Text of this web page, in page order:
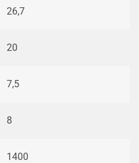
26,7
20
7,5
8
1400